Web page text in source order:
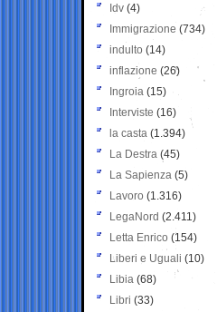
Idv (4)
Immigrazione (734)
indulto (14)
inflazione (26)
Ingroia (15)
Interviste (16)
la casta (1.394)
La Destra (45)
La Sapienza (5)
Lavoro (1.316)
LegaNord (2.411)
Letta Enrico (154)
Liberi e Uguali (10)
Libia (68)
Libri (33)